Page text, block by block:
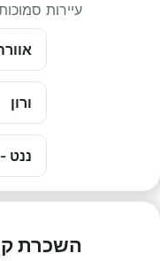
עיירות
ורון
ננט
השכרת